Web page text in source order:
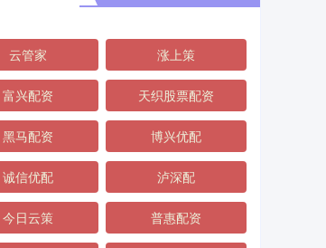
云管家 涨上策
富兴配资 天织股票配资
黑马配资 博兴优配
诚信优配 泸深配
今日云策 普惠配资